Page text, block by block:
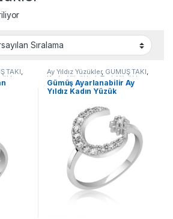
TAKI, Ay Yıldız Yüzükler, GÜMÜŞ TAKI,
Kadın Yüzükleri Taşlı Yüzükler
Yüzük
Gümüş Ayarlanabilir Ay
Yıldız Kadın Yüzük